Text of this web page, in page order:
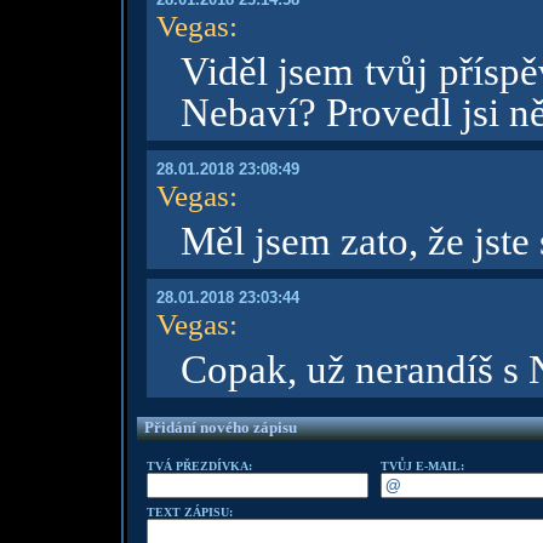
Vegas:
Viděl jsem tvůj
Nebaví? Provedl jsi
28.01.2018 23:08:49
Vegas:
Měl jsem zato, že
28.01.2018 23:03:44
Vegas:
Copak, už nerandíš s
Přidání nového zápisu
TVÁ PŘEZDÍVKA: TVŮJ E-MAIL:
TEXT ZÁPISU: